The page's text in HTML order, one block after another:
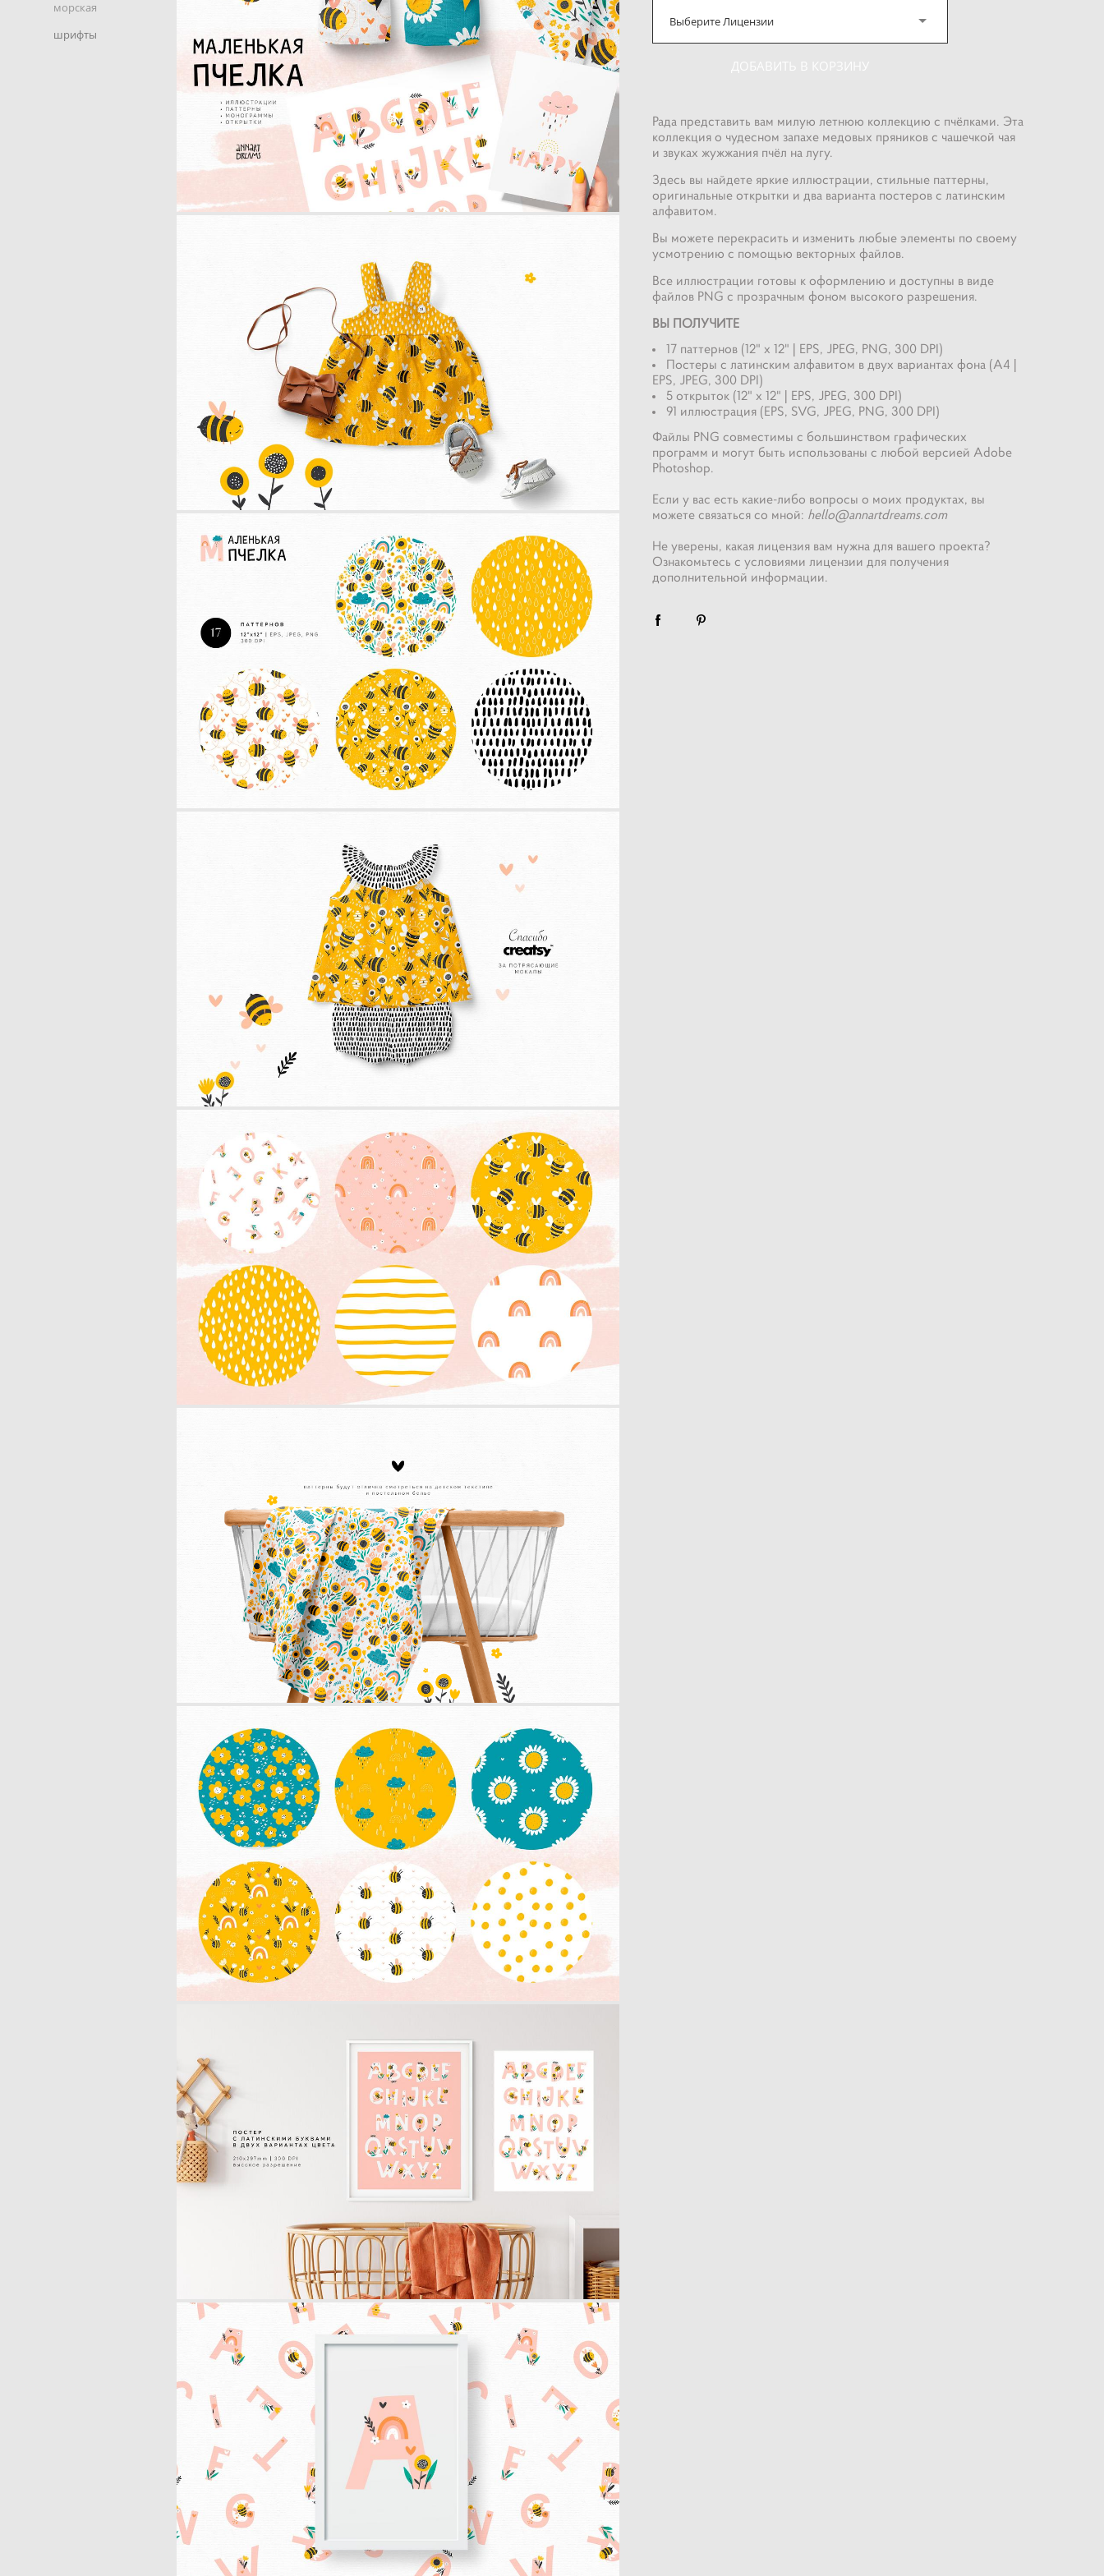
морская
шрифты
Выберите Лицензии
ДОБАВИТЬ В КОРЗИНУ
Рада представить вам милую летнюю коллекцию с пчёлками. Эта
коллекция о чудесном запахе медовых пряников с чашечкой чая
и звуках жужжания пчёл на лугу.
Здесь вы найдете яркие иллюстрации, стильные паттерны,
оригинальные открытки и два варианта постеров с латинским
алфавитом.
Вы можете перекрасить и изменить любые элементы по своему
усмотрению с помощью векторных файлов.
Все иллюстрации готовы к оформлению и доступны в виде
файлов PNG с прозрачным фоном высокого разрешения.
ВЫ ПОЛУЧИТЕ
17 паттернов (12" x 12" | EPS, JPEG, PNG, 300 DPI)
Постеры с латинским алфавитом в двух вариантах фона (A4 |
EPS, JPEG, 300 DPI)
5 открыток (12" x 12" | EPS, JPEG, 300 DPI)
91 иллюстрация (EPS, SVG, JPEG, PNG, 300 DPI)
Файлы PNG совместимы с большинством графических
программ и могут быть использованы с любой версией Adobe
Photoshop.
Если у вас есть какие-либо вопросы о моих продуктах, вы
можете связаться со мной: hello@annartdreams.com
Не уверены, какая лицензия вам нужна для вашего проекта?
Ознакомьтесь с условиями лицензии для получения
дополнительной информации.